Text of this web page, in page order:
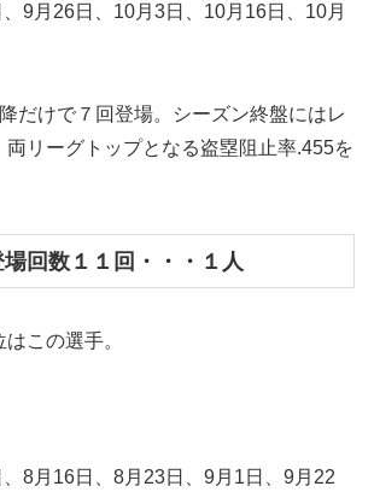
9月26日、10月3日、10月16日、10月
だけで７回登場。シーズン終盤にはレ
両リーグトップとなる盗塁阻止率.455を
場回数１１回・・・１人
この選手。
8月16日、8月23日、9月1日、9月22